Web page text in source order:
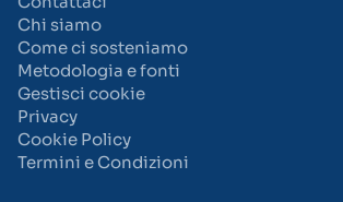
Chi siamo
Come ci sosteniamo
Metodologia e fonti
Gestisci cookie
Privacy
Cookie Policy
Termini e Condizioni